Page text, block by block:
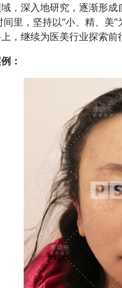
，深入地研究，逐渐形
里，坚持以“小、精、美
，继续为医美行业探索前
：